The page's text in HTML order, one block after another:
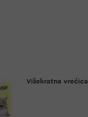
Višekratna